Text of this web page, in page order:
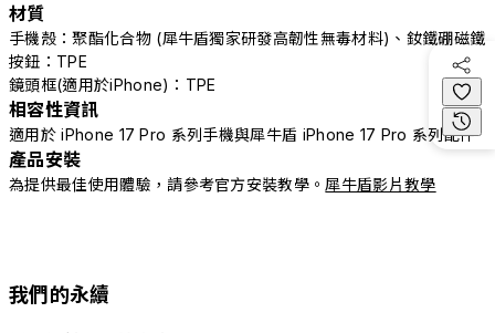
材質
手機殼：聚酯化合物 (犀牛盾獨家研發高韌性無毒材料)、釹鐵硼磁鐵
按鈕：TPE
鏡頭框(適用於iPhone)：TPE
相容性資訊
適用於 iPhone 17 Pro 系列手機與犀牛盾 iPhone 17 Pro 系列配件
產品安裝
為提供最佳使用體驗，請參考官方安裝教學。 犀牛盾影片教學
我們的永續